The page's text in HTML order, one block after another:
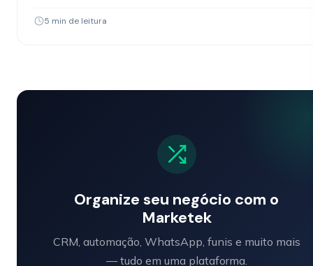
5 min de leitura
Organize seu negócio com o
Marketek
CRM, automação, WhatsApp, funis e muito mais
— tudo em uma plataforma.